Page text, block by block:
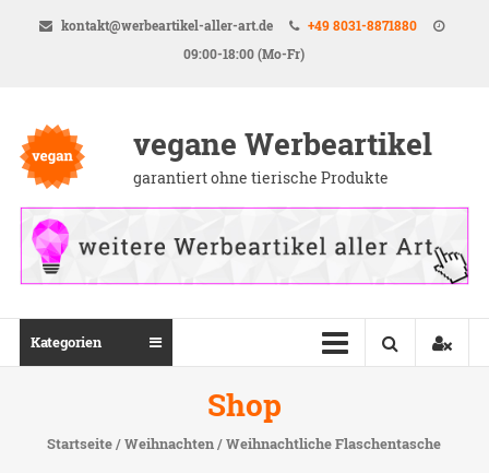
kontakt@werbeartikel-aller-art.de
+49 8031-8871880
09:00-18:00 (Mo-Fr)
vegane Werbeartikel
garantiert ohne tierische Produkte
Kategorien
Shop
Startseite/Weihnachten/ Weihnachtliche Flaschentasche